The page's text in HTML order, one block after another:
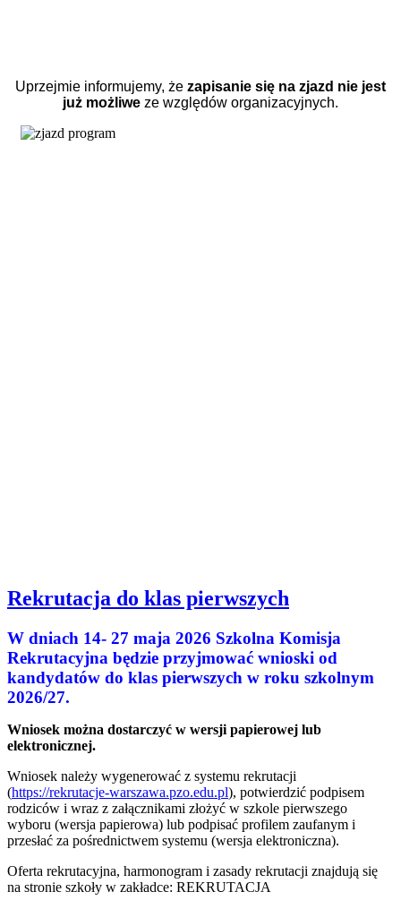
Uprzejmie informujemy, że zapisanie się na zjazd nie jest
już możliwe ze względów organizacyjnych.
Rekrutacja do klas pierwszych
W dniach 14- 27 maja 2026 Szkolna Komisja
Rekrutacyjna będzie przyjmować wnioski od
kandydatów do klas pierwszych w roku szkolnym
2026/27.
Wniosek można dostarczyć w wersji papierowej lub
elektronicznej.
Wniosek należy wygenerować z systemu rekrutacji
(https://rekrutacje-warszawa.pzo.edu.pl), potwierdzić podpisem
rodziców i wraz z załącznikami złożyć w szkole pierwszego
wyboru (wersja papierowa) lub podpisać profilem zaufanym i
przesłać za pośrednictwem systemu (wersja elektroniczna).
Oferta rekrutacyjna, harmonogram i zasady rekrutacji znajdują się
na stronie szkoły w zakładce: REKRUTACJA